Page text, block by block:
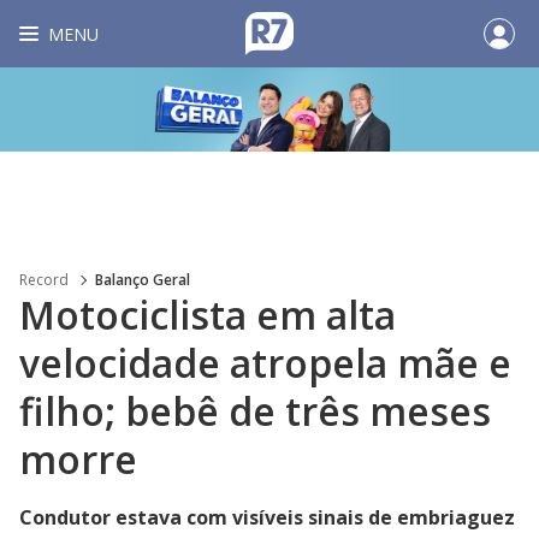
MENU
Record Balanço Geral
Motociclista em alta
velocidade atropela mãe e
filho; bebê de três meses
morre
Condutor estava com visíveis sinais de embriaguez